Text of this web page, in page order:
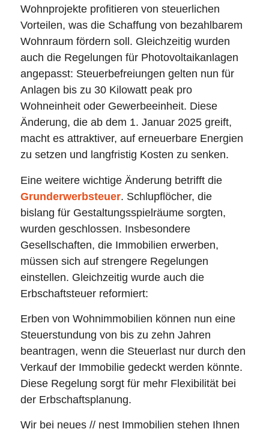
Wohnprojekte profitieren von steuerlichen
Vorteilen, was die Schaffung von bezahlbarem
Wohnraum fördern soll. Gleichzeitig wurden
auch die Regelungen für Photovoltaikanlagen
angepasst: Steuerbefreiungen gelten nun für
Anlagen bis zu 30 Kilowatt peak pro
Wohneinheit oder Gewerbeeinheit. Diese
Änderung, die ab dem 1. Januar 2025 greift,
macht es attraktiver, auf erneuerbare Energien
zu setzen und langfristig Kosten zu senken.
Eine weitere wichtige Änderung betrifft die
Grunderwerbsteuer. Schlupflöcher, die
bislang für Gestaltungsspielräume sorgten,
wurden geschlossen. Insbesondere
Gesellschaften, die Immobilien erwerben,
müssen sich auf strengere Regelungen
einstellen. Gleichzeitig wurde auch die
Erbschaftsteuer reformiert:
Erben von Wohnimmobilien können nun eine
Steuerstundung von bis zu zehn Jahren
beantragen, wenn die Steuerlast nur durch den
Verkauf der Immobilie gedeckt werden könnte.
Diese Regelung sorgt für mehr Flexibilität bei
der Erbschaftsplanung.
Wir bei neues // nest Immobilien stehen Ihnen